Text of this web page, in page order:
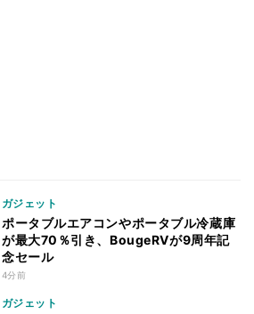
ガジェット
ポータブルエアコンやポータブル冷蔵庫
が最大70％引き、BougeRVが9周年記
念セール
4分前
ガジェット